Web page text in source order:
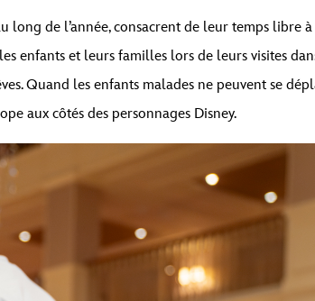
long de l’année, consacrent de leur temps libre
enfants et leurs familles lors de leurs visites
Quand les enfants malades ne peuvent se
aux côtés des personnages Disney.